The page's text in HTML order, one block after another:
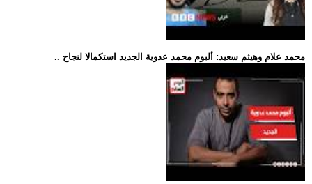
.. محمد علام وهيثم سعيد: ألبوم محمد عدوية الجديد استكمالا لنجاح